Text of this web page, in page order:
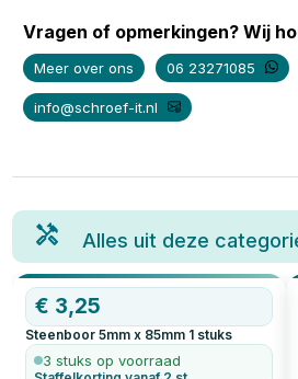
Vragen of opmerkingen? Wij
Meer over ons 06 23271085
info@schroef-it.nl
Alles uit deze
€ 3,25
Steenboor 5mm x 85mm 1 stuks
3 stuks op voorraad